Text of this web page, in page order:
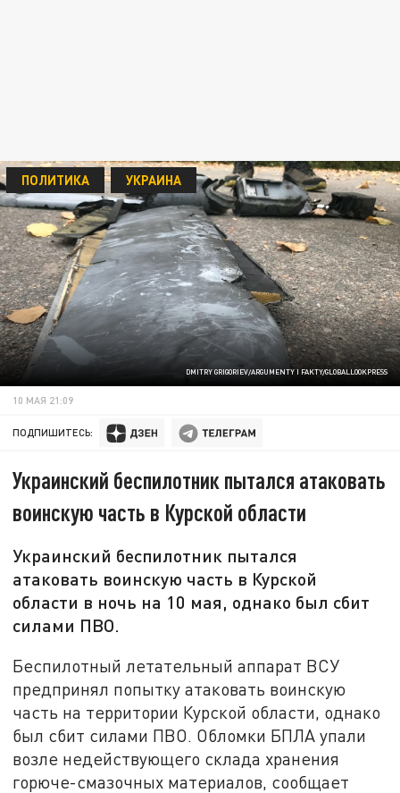
DMITRY GRIGORIEV/ARGUMENTY I FAKTY/GLOBALLOOKPRESS
ПОЛИТИКА УКРАИНА
10 МАЯ 21:09
ПОДПИШИТЕСЬ:
Украинский беспилотник пытался атаковать
воинскую часть в Курской области
Украинский беспилотник пытался
атаковать воинскую часть в Курской
области в ночь на 10 мая, однако был сбит
силами ПВО.
Беспилотный летательный аппарат ВСУ
предпринял попытку атаковать воинскую
часть на территории Курской области, однако
был сбит силами ПВО. Обломки БПЛА упали
возле недействующего склада хранения
горюче-смазочных материалов, сообщает